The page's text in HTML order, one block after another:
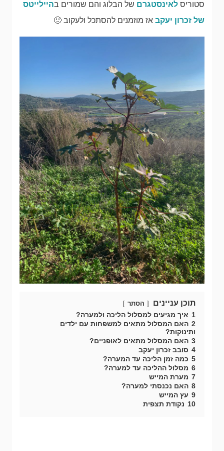
סטוריס לאינסטגרם של הבלוג והם שמורים בהיילייטס
של זכרון יעקב אז מוזמנים להסתכל ולעקוב 🙂
תוכן עניינים הסתר
1 איך מגיעים למסלול הליכה ולמערה?
2 האם המסלול מתאים למשפחות עם ילדים
ותינוקות?
3 האם המסלול מתאים לאופניים?
4 סובב זכרון יעקב
5 כמה זמן הליכה עד המערה?
6 מסלול ההליכה עד למערה?
7 מערת המייש
8 האם נכנסתי למערה?
9 עץ המייש
10 נקודת תצפית